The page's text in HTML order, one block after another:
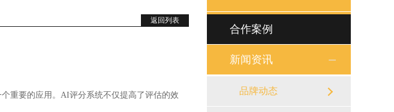
返回列表
重要的应用。AI评分系统不仅提高了评估的效
合作案例
新闻资讯
品牌动态